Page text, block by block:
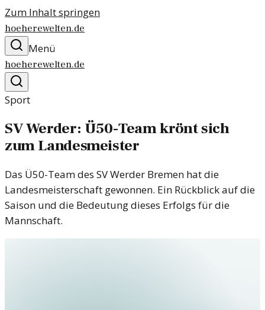
Zum Inhalt springen
hoeherewelten.de
Menü
hoeherewelten.de
Sport
SV Werder: Ü50-Team krönt sich
zum Landesmeister
Das Ü50-Team des SV Werder Bremen hat die
Landesmeisterschaft gewonnen. Ein Rückblick auf die
Saison und die Bedeutung dieses Erfolgs für die
Mannschaft.